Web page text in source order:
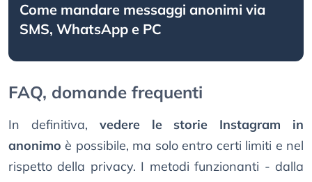
Come mandare messaggi anonimi via
SMS, WhatsApp e PC
FAQ, domande frequenti
In definitiva, vedere le storie Instagram in
anonimo è possibile, ma solo entro certi limiti e nel
rispetto della privacy. I metodi funzionanti - dalla